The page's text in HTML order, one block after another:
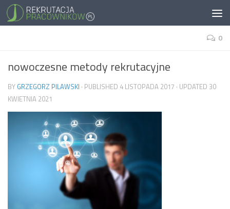
0
nowoczesne metody rekrutacyjne
BY GRZEGORZ PILAWSKI · PUBLISHED 4 LISTOPADA 2017 · UPDATED 30
KWIETNIA 2021